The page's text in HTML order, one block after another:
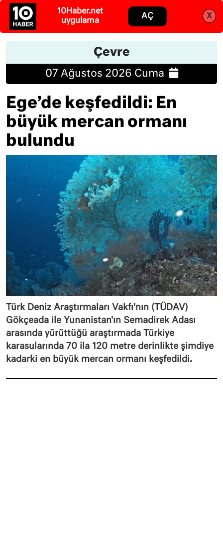
Abone ol Giriş
Çevre
07 Ağustos 2026 Cuma
Ege’de keşfedildi: En
büyük mercan ormanı
bulundu
Türk Deniz Araştırmaları Vakfı'nın (TÜDAV)
Gökçeada ile Yunanistan'ın Semadirek Adası
arasında yürüttüğü araştırmada Türkiye
karasularında 70 ila 120 metre derinlikte şimdiye
kadarki en büyük mercan ormanı keşfedildi.